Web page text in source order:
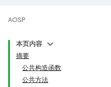
AOSP
本页内容
摘要
公共构造函数
公共方法